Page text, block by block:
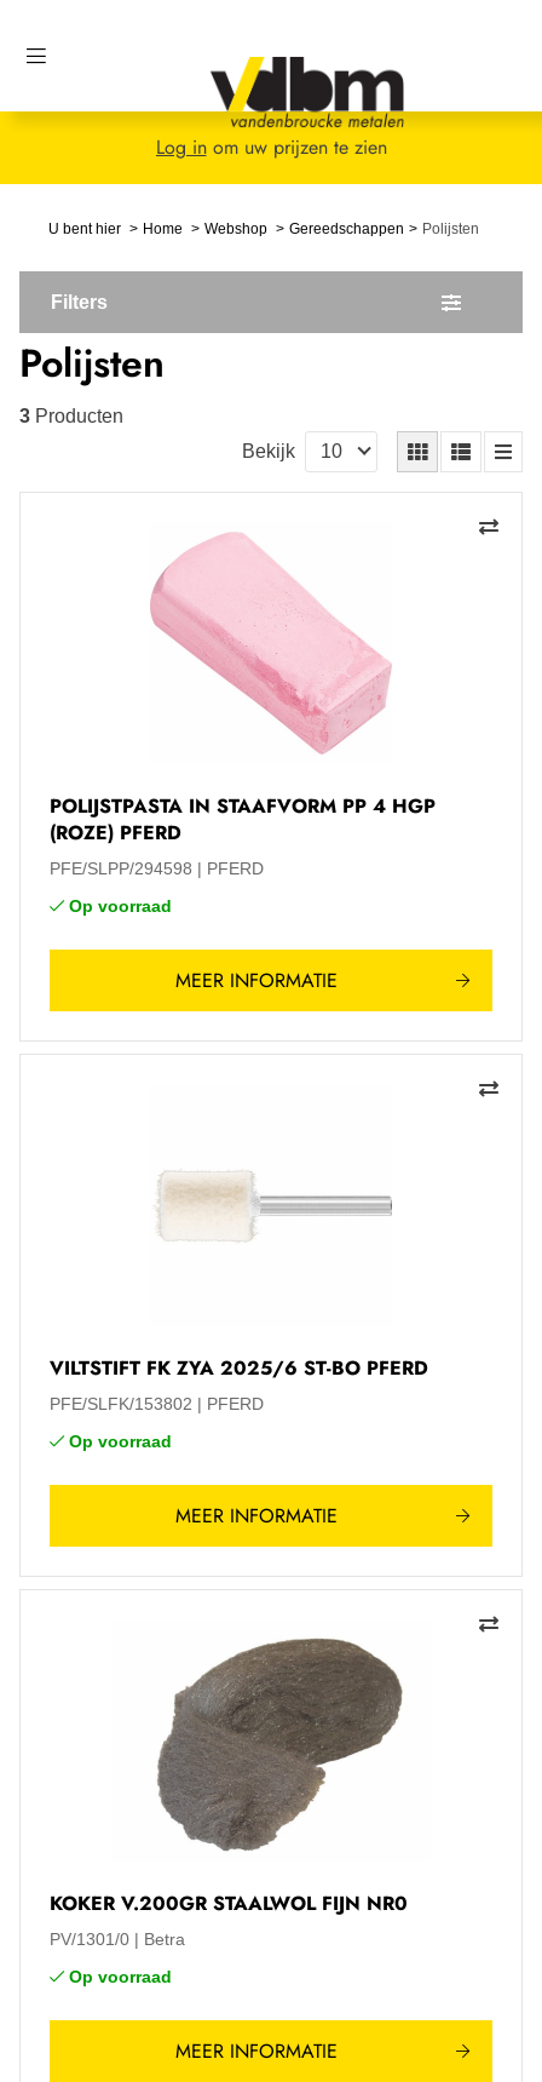
Log inom uw prijzen te zien
U bent hier Home Webshop Gereedschappen Polijsten
Filters
Polijsten
3 Producten
Bekijk
POLIJSTPASTA IN STAAFVORM PP 4 HGP
(ROZE) PFERD
PFE/SLPP/294598
PFERD
Op voorraad
MEER INFORMATIE
VILTSTIFT FK ZYA 2025/6 ST-BO PFERD
PFE/SLFK/153802
PFERD
Op voorraad
MEER INFORMATIE
KOKER V.200GR STAALWOL FIJN NR0
PV/1301/0
Betra
Op voorraad
MEER INFORMATIE